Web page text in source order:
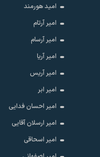
امید هورمند
امیر آرتام
امیر آرسام
امیر آریا
امیر آریس
امیر ابر
امیر احسان فدایی
امیر ارسلان آقایی
امیر اسحاقی